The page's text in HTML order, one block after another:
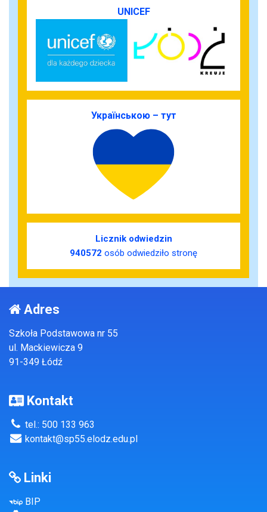
UNICEF
Українською – тут
Licznik odwiedzin
940572 osób odwiedziło stronę
Adres
Szkoła Podstawowa nr 55
ul. Mackiewicza 9
91-349 Łódź
Kontakt
tel.: 500 133 963
kontakt@sp55.elodz.edu.pl
Linki
BIP